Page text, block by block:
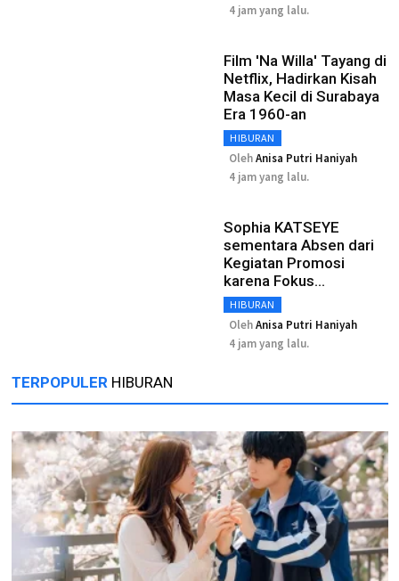
4 jam yang lalu.
Film 'Na Willa' Tayang di
Netflix, Hadirkan Kisah
Masa Kecil di Surabaya
Era 1960-an
HIBURAN
OlehAnisa Putri Haniyah
4 jam yang lalu.
Sophia KATSEYE
sementara Absen dari
Kegiatan Promosi
karena Fokus
Pemulihan
HIBURAN
OlehAnisa Putri Haniyah
4 jam yang lalu.
TERPOPULER HIBURAN